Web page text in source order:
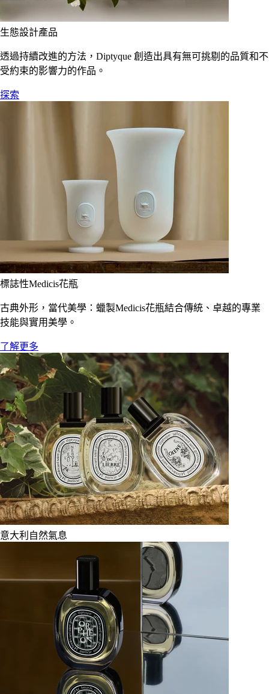
生態設計產品
透過持續改進的方法，Diptyque 創造出具有無可挑剔的品質和不
受約束的影響力的作品。
探索
標誌性Medicis花瓶
古典外形，當代美學：蠟製Medicis花瓶結合傳統、卓越的專業
技能與實用美學。
了解更多
意大利自然氣息